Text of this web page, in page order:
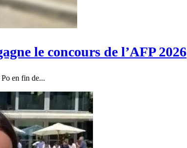
le concours de l’AFP 2026
en fin de...